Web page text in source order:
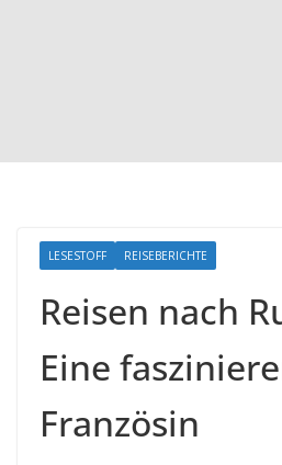
LESESTOFF REISEBERICHTE
Reisen nach
Eine
Französin